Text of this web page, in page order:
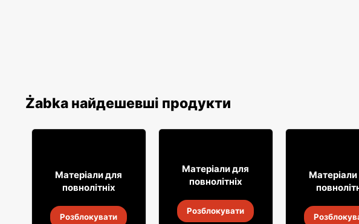
Żabka найдешевші продукти
49
Алкогольні напої Soplica
Матеріали для
повнолітніх
Розблокувати
49 99
-18 серп. 2026
Матеріали для
повнолітніх
Розблокувати
3199
Алкогольні